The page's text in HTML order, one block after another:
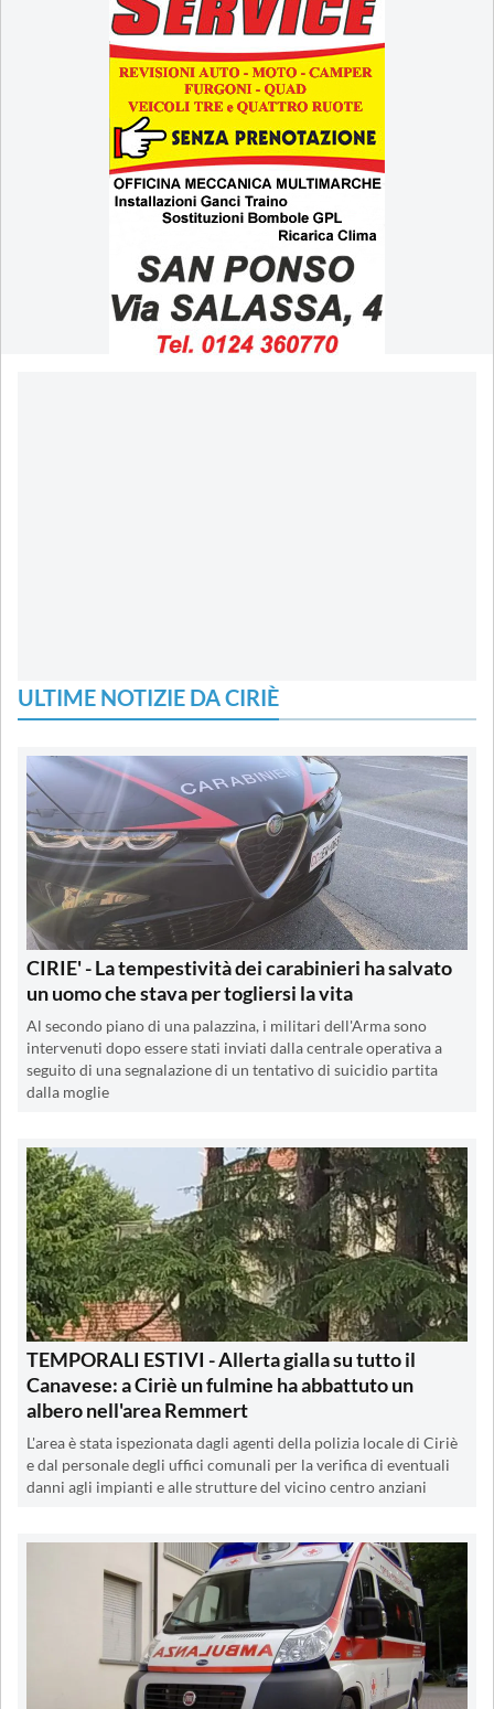
ULTIME NOTIZIE DA CIRIÈ
CIRIE' - La tempestività dei carabinieri ha salvato
un uomo che stava per togliersi la vita
Al secondo piano di una palazzina, i militari dell'Arma sono
intervenuti dopo essere stati inviati dalla centrale operativa a
seguito di una segnalazione di un tentativo di suicidio partita
dalla moglie
TEMPORALI ESTIVI - Allerta gialla su tutto il
Canavese: a Ciriè un fulmine ha abbattuto un
albero nell'area Remmert
L'area è stata ispezionata dagli agenti della polizia locale di Ciriè
e dal personale degli uffici comunali per la verifica di eventuali
danni agli impianti e alle strutture del vicino centro anziani